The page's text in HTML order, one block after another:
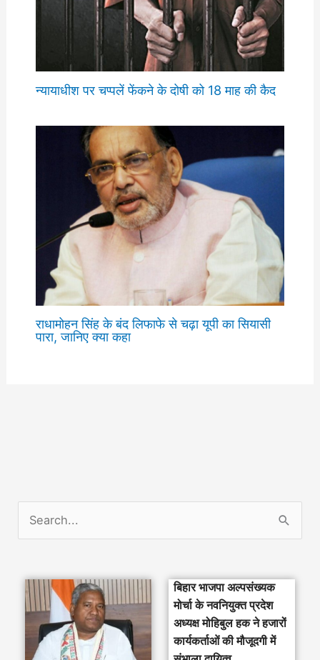
न्यायाधीश पर चप्पलें फेंकने के दोषी को 18 माह की कैद
राधामोहन सिंह के बंद लिफाफे से चढ़ा यूपी का सियासी
पारा, जानिए क्या कहा
बिहार भाजपा अल्पसंख्यक
मोर्चा के नवनियुक्त प्रदेश
अध्यक्ष मोहिबुल हक ने हजारों
कार्यकर्ताओं की मौजूदगी में